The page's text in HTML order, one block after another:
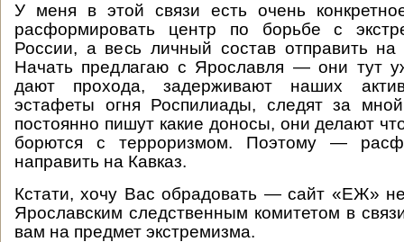
У меня в этой связи есть очень
расформировать центр по борьбе с
России, а весь личный состав отправить
Начать предлагаю с Ярославля — они тут
дают прохода, задерживают наших
эстафеты огня Роспилиады, следят за
постоянно пишут какие доносы, они делают
борются с терроризмом. Поэтому —
направить на Кавказ.
Кстати, хочу Вас обрадовать — сайт «ЕЖ»
Ярославским следственным комитетом в
вам на предмет экстремизма.